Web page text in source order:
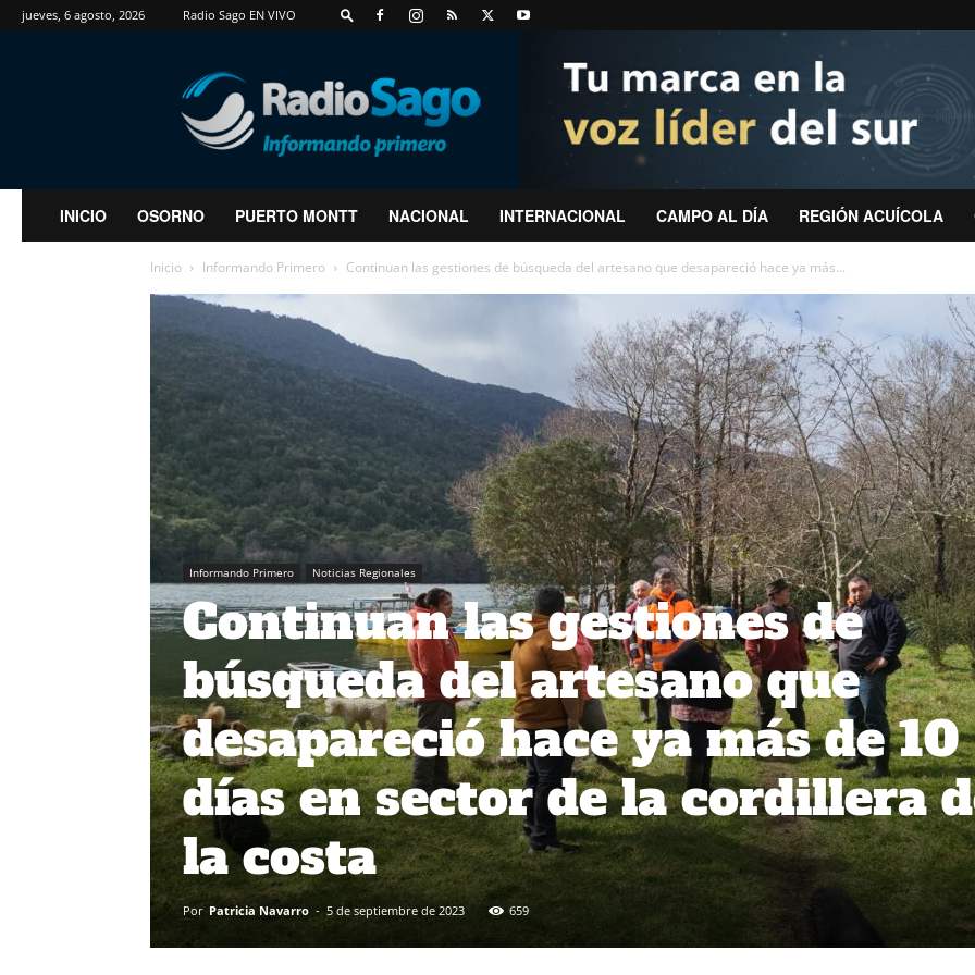
jueves, 6 agosto, 2026 Radio Sago EN VIVO
RadioSago
INICIO OSORNO PUERTO MONTT NACIONAL INTERNACIONAL CAMPO AL DÍA REGIÓN ACUÍCOLA
Inicio Informando Primero Continuan las gestiones de búsqueda del artesano que desapareció hace ya más...
Informando Primero Noticias Regionales
Continuan las gestiones de
búsqueda del artesano que
desapareció hace ya más de 10
días en sector de la cordillera
la costa
Por Patricia Navarro - 5 de septiembre de 2023 659